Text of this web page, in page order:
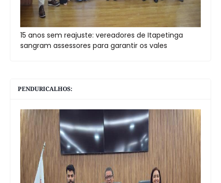
15 anos sem reajuste: vereadores de Itapetinga
sangram assessores para garantir os vales
PENDURICALHOS: